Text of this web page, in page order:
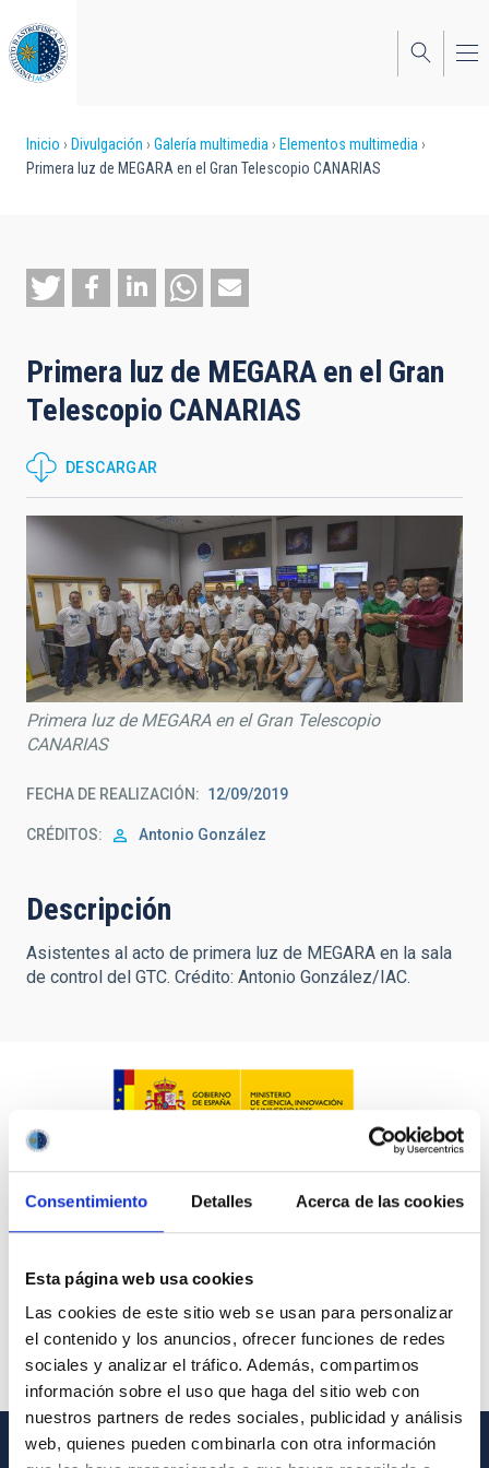
Consentimiento Detalles Acerca de las cookies
Esta página web usa cookies
Las cookies de este sitio web se usan para personalizar
el contenido y los anuncios, ofrecer funciones de redes
sociales y analizar el tráfico. Además, compartimos
información sobre el uso que haga del sitio web con
nuestros partners de redes sociales, publicidad y análisis
web, quienes pueden combinarla con otra información
al
contenido
principal
Sobrescribir
ayuda
a
navegación
Inicio Divulgación Galería multimedia
Elementos multimedia
Primera luz de MEGARA en el Gran Telescopio CANARIAS
Primera luz de MEGARA en el Gran
Telescopio CANARIAS
DESCARGAR
Primera luz de MEGARA en el Gran Telescopio
CANARIAS
FECHA DE REALIZACIÓN 12/09/2019
CRÉDITOS Antonio González
Descripción
Asistentes al acto de primera luz de MEGARA en la sala
de control del GTC. Crédito: Antonio González/IAC.